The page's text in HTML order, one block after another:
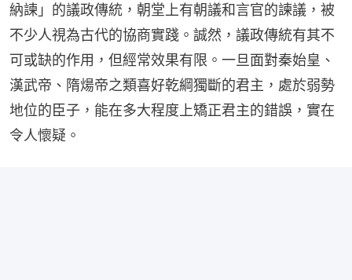
納諫」的議政傳統，朝堂上有朝議和言官的諫議，被
不少人視為古代的協商實踐。誠然，議政傳統有其不
可或缺的作用，但經常效果有限。一旦面對秦始皇、
漢武帝、隋煬帝之類喜好乾綱獨斷的君主，處於弱勢
地位的臣子，能在多大程度上矯正君主的錯誤，實在
令人懷疑。